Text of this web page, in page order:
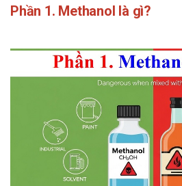
Phần 1. Methanol là gì?